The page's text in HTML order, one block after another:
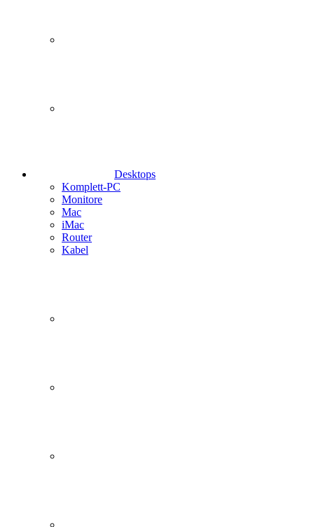
Desktops
Komplett-PC
Monitore
Mac
iMac
Router
Kabel